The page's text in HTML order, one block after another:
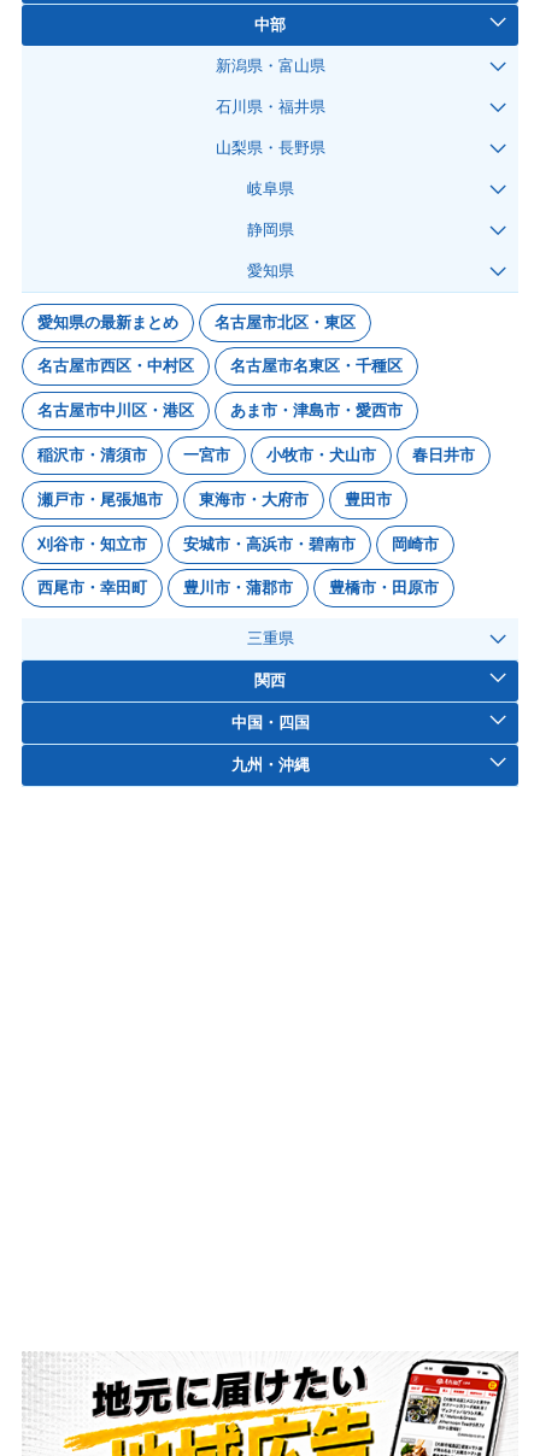
中部
新潟県・富山県
石川県・福井県
山梨県・長野県
岐阜県
静岡県
愛知県
愛知県の最新まとめ 名古屋市北区・東区
名古屋市西区・中村区 名古屋市名東区・千種区
名古屋市中川区・港区 あま市・津島市・愛西市
稲沢市・清須市 一宮市 小牧市・犬山市 春日井市
瀬戸市・尾張旭市 東海市・大府市 豊田市
刈谷市・知立市 安城市・高浜市・碧南市 岡崎市
西尾市・幸田町 豊川市・蒲郡市 豊橋市・田原市
三重県
関西
中国・四国
九州・沖縄